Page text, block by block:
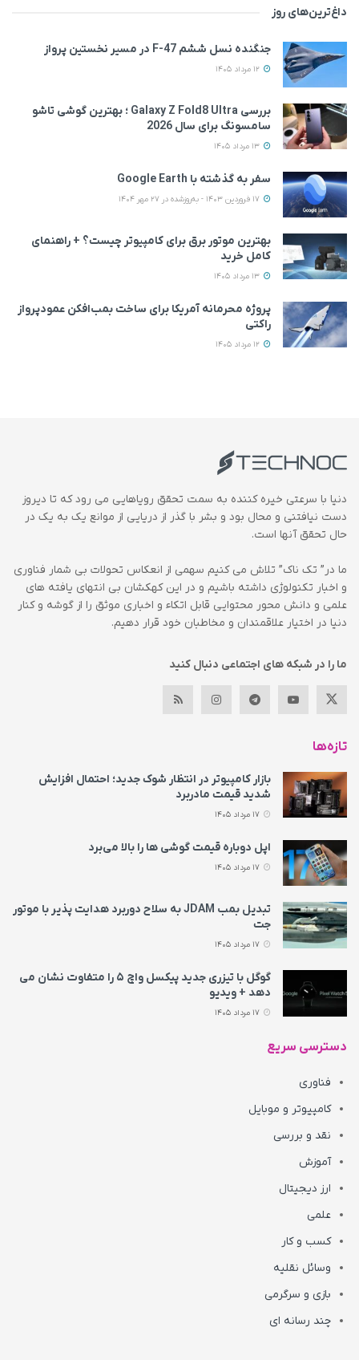
داغ‌ترین‌های روز
جنگنده نسل ششم F-47 در مسیر نخستین پرواز
بررسی Galaxy Z Fold8 Ultra ؛ بهترین گوشی تاشو
سامسونگ برای سال 2026
سفر به گذشته با Google Earth
بهترین موتور برق برای کامپیوتر چیست؟ + راهنمای
کامل خرید
پروژه محرمانه آمریکا برای ساخت بمب‌افکن عمودپرواز
راکتی
دنیا با سرعتی خیره کننده به سمت تحقق رویاهایی می رود که تا دیروز
دست نیافتنی و محال بود و بشر با گذر از دریایی از موانع یک به یک در
حال تحقق آنها است.
ما در” تک ناک” تلاش می کنیم سهمی از انعکاس تحولات بی شمار فناوری
و اخبار تکنولوژی داشته باشیم و در این کهکشان بی انتهای یافته های
علمی و دانش محور محتوایی قابل اتکاء و اخباری موثق را از گوشه و کنار
دنیا در اختیار علاقمندان و مخاطبان خود قرار دهیم.
ما را در شبکه های اجتماعی دنبال کنید
تازه‌ها
بازار کامپیوتر در انتظار شوک جدید؛ احتمال افزایش
شدید قیمت مادربرد
اپل دوباره قیمت‌ گوشی ها را بالا می‌برد
تبدیل بمب JDAM به سلاح دوربرد هدایت پذیر با موتور
جت
گوگل با تیزری جدید پیکسل واچ ۵ را متفاوت نشان می‌
دهد + ویدیو
دسترسی سریع
فناوری
کامپیوتر و موبایل
نقد و بررسی
آموزش
ارز دیجیتال
علمی
کسب و کار
وسائل نقلیه
بازی و سرگرمی
چند رسانه ای